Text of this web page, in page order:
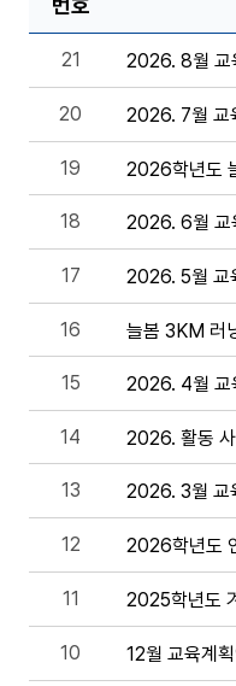
번호
21 2026. 8월 교
20 2026. 7월 교
19 2026학년도
18 2026. 6월 교
17 2026. 5월 교
16 늘봄 3KM 러
15 2026. 4월 교
14 2026. 활동
13 2026. 3월 교
12 2026학년도
11 2025학년도
10 12월 교육계